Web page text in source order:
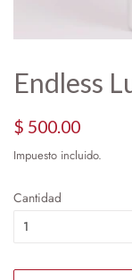
Endless
Precio
$ 500.00
oferta
Impuesto incluido.
Cantidad